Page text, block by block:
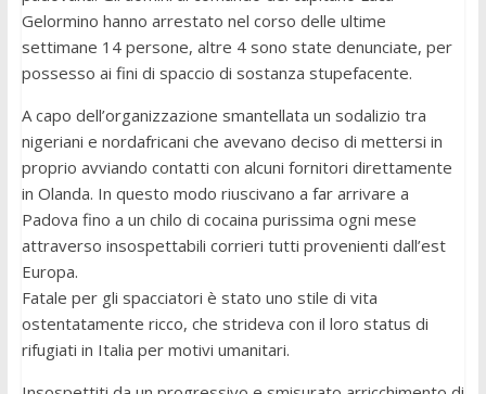
Gelormino hanno arrestato nel corso delle ultime
settimane 14 persone, altre 4 sono state denunciate, per
possesso ai fini di spaccio di sostanza stupefacente.
A capo dell’organizzazione smantellata un sodalizio tra
nigeriani e nordafricani che avevano deciso di mettersi in
proprio avviando contatti con alcuni fornitori direttamente
in Olanda. In questo modo riuscivano a far arrivare a
Padova fino a un chilo di cocaina purissima ogni mese
attraverso insospettabili corrieri tutti provenienti dall’est
Europa.
Fatale per gli spacciatori è stato uno stile di vita
ostentatamente ricco, che strideva con il loro status di
rifugiati in Italia per motivi umanitari.